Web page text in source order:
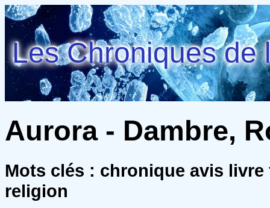
Les Chroniques de
Aurora - Dambre,
Mots clés : chronique avis
religion